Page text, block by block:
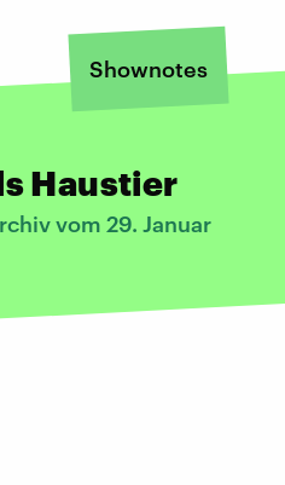
Shownotes
Haustier
vom 29. Januar